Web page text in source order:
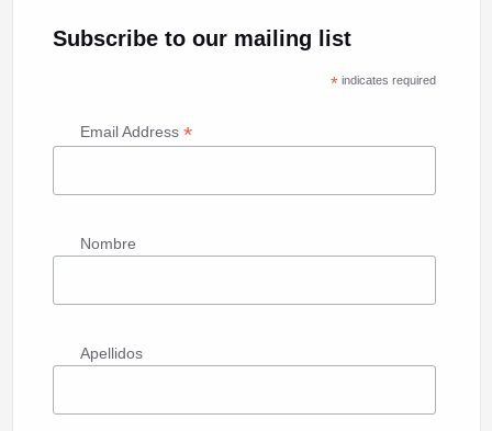
Subscribe to our mailing list
*indicates required
Email Address *
Nombre
Apellidos